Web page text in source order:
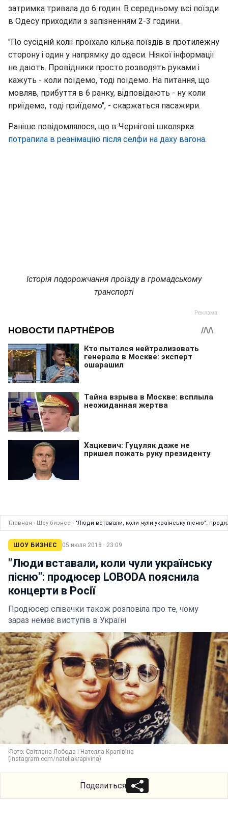
затримка тривала до 6 годин. В середньому всі поїзди
в Одесу приходили з запізненням 2-3 години.
"По сусідній колії проїхало кілька поїздів в протилежну
сторону і один у напрямку до одеси. Ніякої інформації
не дають. Провідники просто розводять руками і
кажуть - коли поїдемо, тоді поїдемо. На питання, що
мовляв, прибуття в 6 ранку, відповідають - ну коли
приїдемо, тоді приїдемо", - скаржаться пасажири.
Раніше повідомлялося, що в Чернігові школярка
потрапила в реанімацію після селфи на даху вагона.
Історія подорожчання проїзду в громадському
транспорті
Главная › Шоу бизнес › "Люди вставали, коли чули українську пісню":
ШОУ БИЗНЕС 05 июля 2018 · 23:09
"Люди вставали, коли чули українську
пісню": продюсер LOBODA пояснила
концерти в Росії
Продюсер співачки також розповіла про те, чому
зараз немає виступів в Україні
Фото: Світлана Лобода і Нателла Крапівіна
(instagram.com/natellakrapivina)
Поделиться